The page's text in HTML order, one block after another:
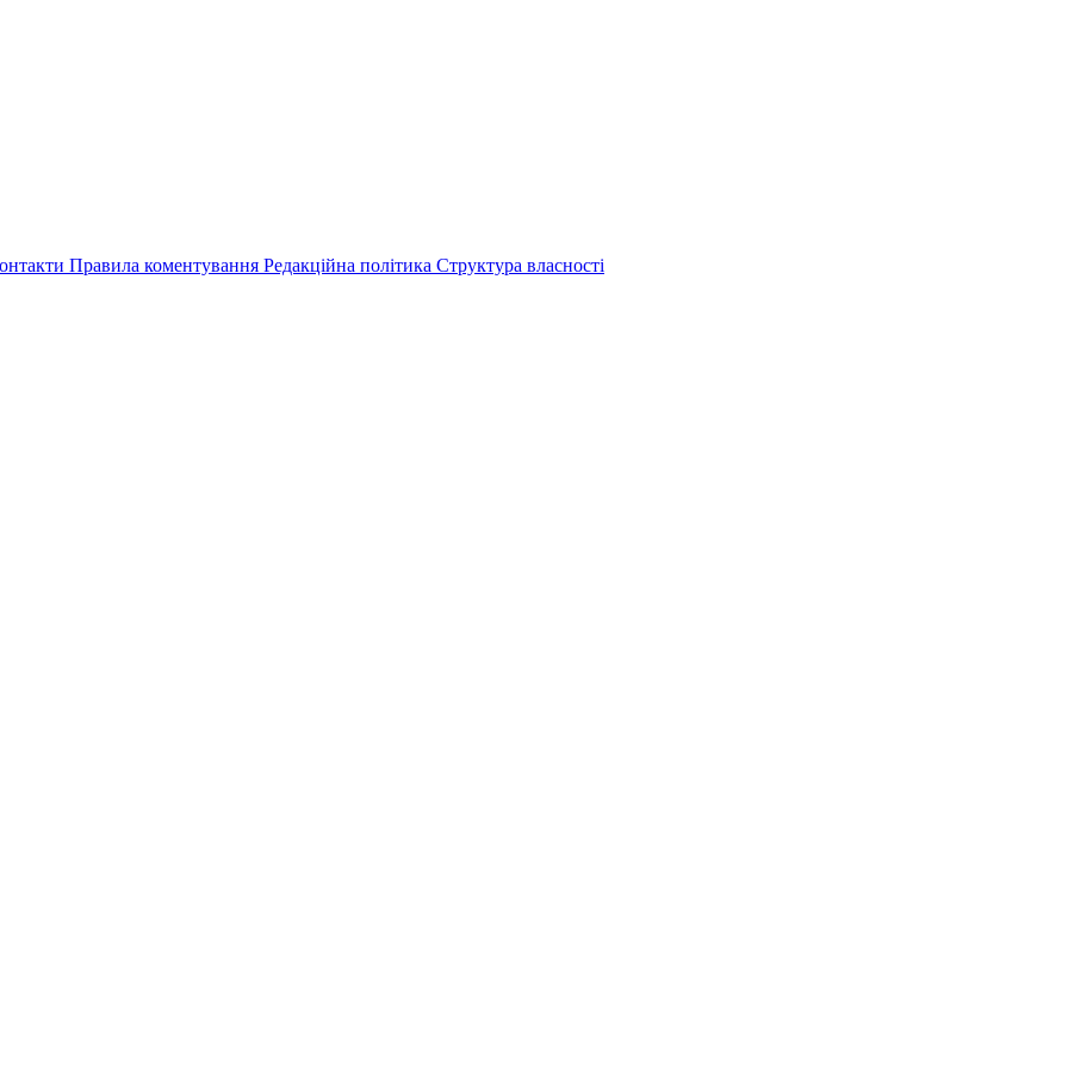
Правила коментування Редакційна політика Структура власності